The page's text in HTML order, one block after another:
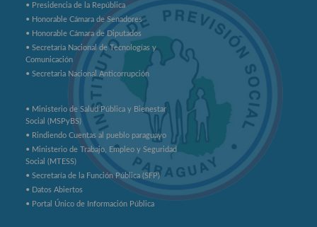
• Presidencia de la República
• Honorable Cámara de Senadores
• Honorable Cámara de Diputados
• Secretaría Nacional de Tecnologías y
Comunicación
• Secretaria Nacional Anticorrupción
• Ministerio de Salud Pública y Bienestar
Social (MSPyBS)
• Rindiendo Cuentas al pueblo paraguayo
• Ministerio de Trabajo, Empleo y Seguridad
Social (MTESS)
• Secretaría de la Función Pública (SFP)
• Datos Abiertos
• Portal Único de Información Pública